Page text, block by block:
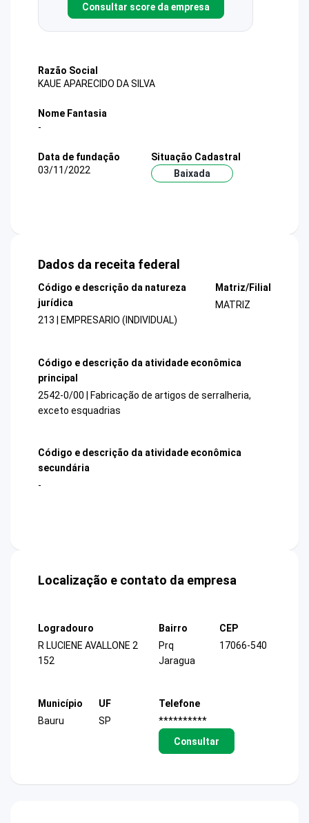
Consultar score da empresa
Razão Social
KAUE APARECIDO DA SILVA
Nome Fantasia
-
Data de fundação
03/11/2022
Situação Cadastral
Baixada
Dados da receita federal
Código e descrição da natureza
jurídica
213 | EMPRESARIO (INDIVIDUAL)
Matriz/Filial
MATRIZ
Código e descrição da atividade econômica
principal
2542-0/00 | Fabricação de artigos de serralheria,
exceto esquadrias
Código e descrição da atividade econômica
secundária
-
Localização e contato da empresa
Logradouro
R LUCIENE AVALLONE 2
152
Bairro
Prq
Jaragua
CEP
17066-540
Município
Bauru
UF
SP
Telefone
**********
Consultar